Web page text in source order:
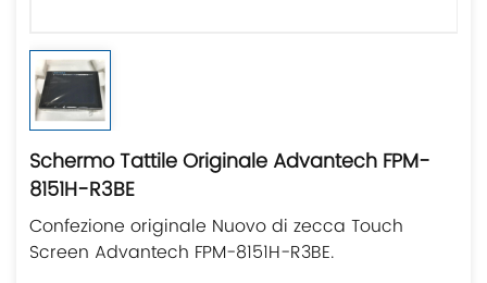
Schermo Tattile Originale Advantech FPM-
8151H-R3BE
Confezione originale Nuovo di zecca Touch
Screen Advantech FPM-8151H-R3BE.